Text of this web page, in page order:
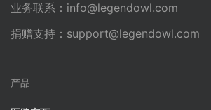
业务联系： info@legendowl.com
捐赠支持： support@legendowl.com
产品